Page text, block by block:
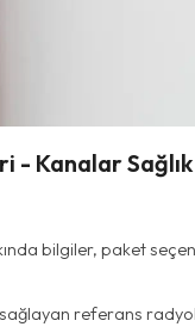
- Kanalar
bilgiler, paket
referans